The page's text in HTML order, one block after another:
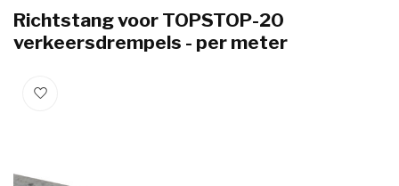
Richtstang voor TOPSTOP-20
verkeersdrempels - per meter